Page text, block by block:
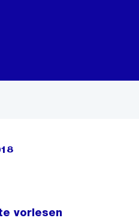
vorlesen